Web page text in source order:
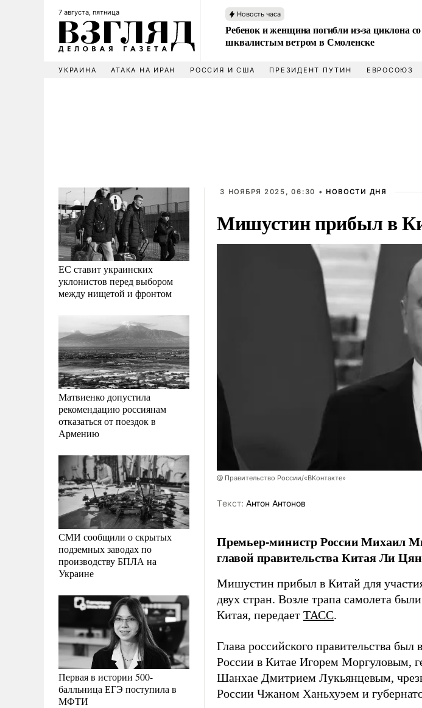
7 августа, пятница Новость часа
Ребенок и женщина погибли из-за циклона со
шквалистым ветром в Смоленске
УКРАИНА АТАКА НА ИРАН РОССИЯ И США ПРЕЗИДЕНТ ПУТИН ЕВРОСОЮЗ
ЕС ставит украинских
уклонистов перед выбором
между нищетой и фронтом
Матвиенко допустила
рекомендацию россиянам
отказаться от поездок в
Армению
СМИ сообщили о скрытых
подземных заводах по
производству БПЛА на
Украине
Первая в истории 500-
балльница ЕГЭ поступила в
МФТИ
3 НОЯБРЯ 2025, 06:30 • НОВОСТИ ДНЯ
Мишустин прибыл в
@ Правительство России/«ВКонтакте»
Tекст: Антон Антонов
Премьер-министр России Михаил
главой правительства Китая Ли
Мишустин прибыл в Китай для участия
двух стран. Возле трапа самолета
Китая, передает ТАСС.
Глава российского правительства
России в Китае Игорем Моргуловым,
Шанхае Дмитрием Лукьянцевым,
России Чжаном Ханьхуэем и